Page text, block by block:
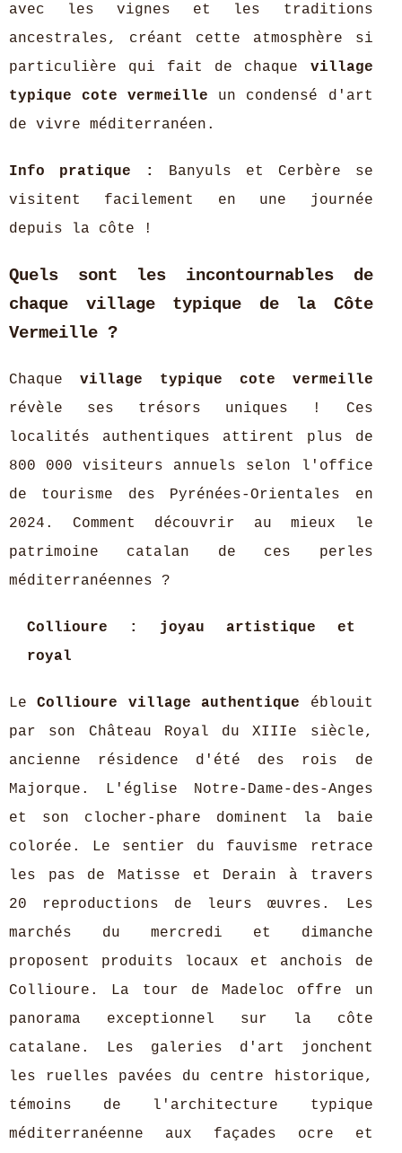
avec les vignes et les traditions
ancestrales, créant cette atmosphère si
particulière qui fait de chaque village
typique cote vermeille un condensé d'art
de vivre méditerranéen.
Info pratique :
Banyuls et Cerbère se
visitent facilement en une journée
depuis la côte !
Quels sont les incontournables de
chaque village typique de la Côte
Vermeille ?
Chaque village typique cote vermeille
révèle ses trésors uniques ! Ces
localités authentiques attirent plus de
800 000 visiteurs annuels selon l'office
de tourisme des Pyrénées-Orientales en
2024. Comment découvrir au mieux le
patrimoine catalan de ces perles
méditerranéennes ?
Collioure : joyau artistique et
royal
LeCollioure village authentique éblouit
par son Château Royal du XIIIe siècle,
ancienne résidence d'été des rois de
Majorque. L'église Notre-Dame-des-Anges
et son clocher-phare dominent la baie
colorée. Le sentier du fauvisme retrace
les pas de Matisse et Derain à travers
20 reproductions de leurs œuvres. Les
marchés du mercredi et dimanche
proposent produits locaux et anchois de
Collioure. La tour de Madeloc offre un
panorama exceptionnel sur la côte
catalane. Les galeries d'art jonchent
les ruelles pavées du centre historique,
témoins de l'architecture typique
méditerranéenne aux façades ocre et